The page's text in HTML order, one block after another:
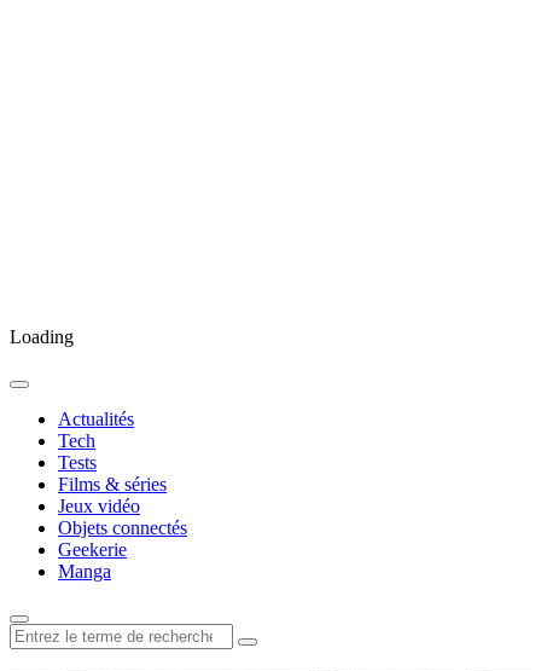
Loading
Actualités
Tech
Tests
Films & séries
Jeux vidéo
Objets connectés
Geekerie
Manga
Rechercher
: